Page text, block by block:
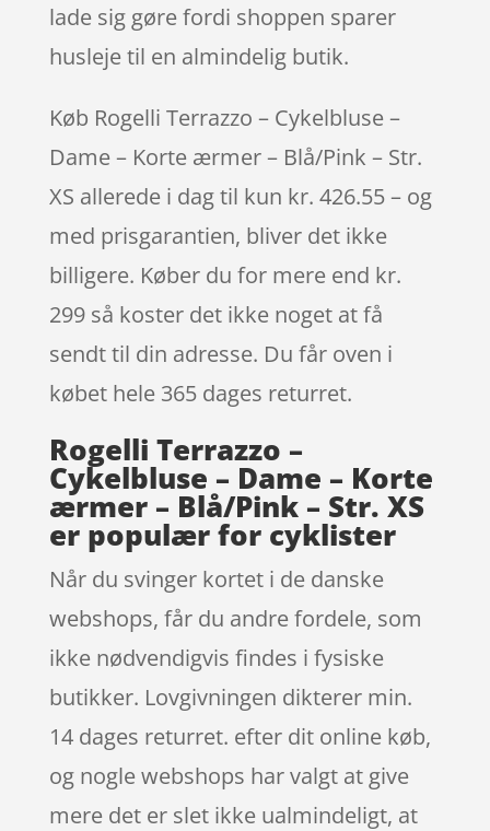
lade sig gøre fordi shoppen sparer
husleje til en almindelig butik.
Køb Rogelli Terrazzo – Cykelbluse –
Dame – Korte ærmer – Blå/Pink – Str.
XS allerede i dag til kun kr. 426.55 – og
med prisgarantien, bliver det ikke
billigere. Køber du for mere end kr.
299 så koster det ikke noget at få
sendt til din adresse. Du får oven i
købet hele 365 dages returret.
Rogelli Terrazzo –
Cykelbluse – Dame – Korte
ærmer – Blå/Pink – Str. XS
er populær for cyklister
Når du svinger kortet i de danske
webshops, får du andre fordele, som
ikke nødvendigvis findes i fysiske
butikker. Lovgivningen dikterer min.
14 dages returret. efter dit online køb,
og nogle webshops har valgt at give
mere det er slet ikke ualmindeligt, at